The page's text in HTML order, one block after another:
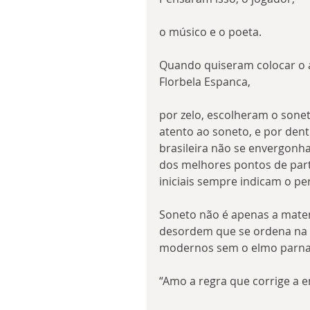
o músico e o poeta.
Quando quiseram colocar
Florbela Espanca,
por zelo, escolheram o
atento ao soneto, e por
brasileira não se
dos melhores pontos de
iniciais sempre indicam o
Soneto não é apenas a
desordem que se ordena
modernos sem o elmo
“Amo a regra que corrige a